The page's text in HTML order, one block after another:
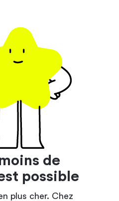
de
possible
plus cher. Chez